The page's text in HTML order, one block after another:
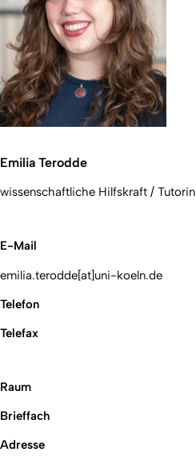
Emilia Terodde
wissenschaftliche Hilfskraft / Tutorin
E-Mail
emilia.terodde[at]uni-koeln.de
Telefon
Telefax
Raum
Brieffach
Adresse